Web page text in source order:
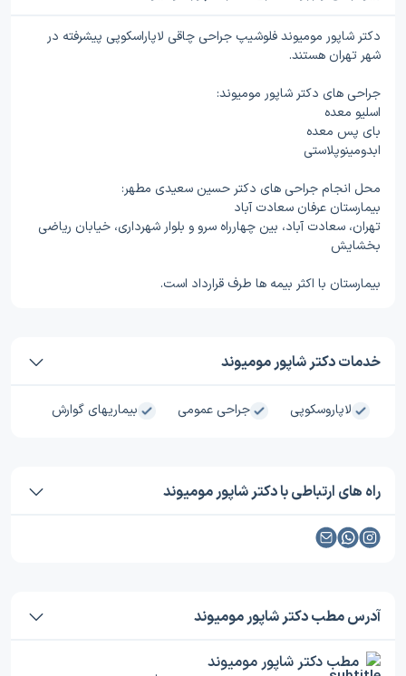
دکتر شاپور مومیوند فلوشیپ جراحی چاقی لاپاراسکوپی پیشرفته در
شهر تهران هستند.
جراحی های دکتر شاپور مومیوند:
اسلیو معده
بای پس معده
ابدومینوپلاستی
محل انجام جراحی های دکتر حسین سعیدی مطهر:
بیمارستان عرفان سعادت آباد
تهران، سعادت آباد، بین چهارراه سرو و بلوار شهرداری، خیابان ریاضی
بخشایش
بیمارستان با اکثر بیمه ها طرف قرارداد است.
خدمات دکتر شاپور مومیوند
لاپاروسکوپی جراحی عمومی بیماریهای گوارش
راه های ارتباطی با دکتر شاپور مومیوند
آدرس مطب دکتر شاپور مومیوند
مطب دکتر شاپور مومیوند